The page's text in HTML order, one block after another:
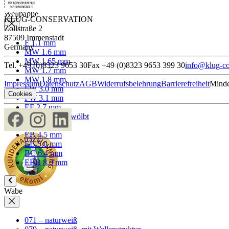
Wellpappe
F 1.1 mm
MW 1.6 mm
MW 1.65 mm
MW 1.7 mm
MW 1.8 mm
FW 3.0 mm
FW 3.1 mm
EF 2.7 mm
EF 2.7 mm gewölbt
EF 3.0 mm
EB 4.5 mm
EB 5.0 mm
BC 6.4 mm
EBB 8.0 mm
Wabe
071 – naturweiß
KLUG-CONSERVATION
Zollstraße 2
87509 Immenstadt
Germany
Tel. +49 (0)8323 9653 30Fax +49 (0)8323 9653 399 30info@klug-
ImpressumDatenschutzAGBWiderrufsbelehrungBarrierefreiheit
Cookies